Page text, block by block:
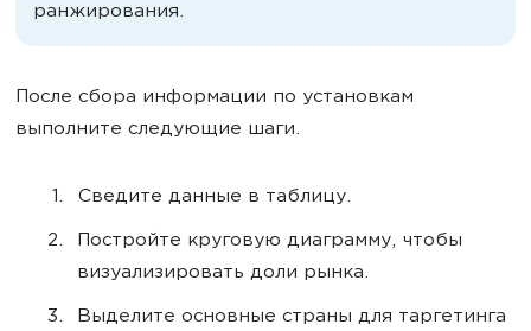
ранжирования.
После сбора информации по установкам
выполните следующие шаги.
Сведите данные в таблицу.
Постройте круговую диаграмму, чтобы
визуализировать доли рынка.
Выделите основные страны для таргетинга